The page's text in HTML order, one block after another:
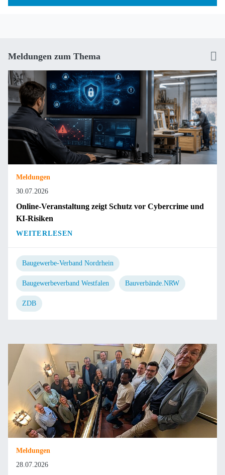
Meldungen zum Thema
Meldungen
30.07.2026
Online-Veranstaltung zeigt Schutz vor Cybercrime und
KI-Risiken
WEITERLESEN
Baugewerbe-Verband Nordrhein
Baugewerbeverband Westfalen Bauverbände.NRW
ZDB
Meldungen
28.07.2026